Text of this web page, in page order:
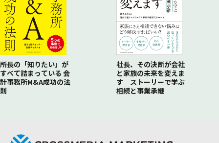
所長の「知りたい」が
すべて詰まっている 会
計事務所M&A成功の法
則
社長、その決断が会社
と家族の未来を変えま
す ストーリーで学ぶ
相続と事業承継